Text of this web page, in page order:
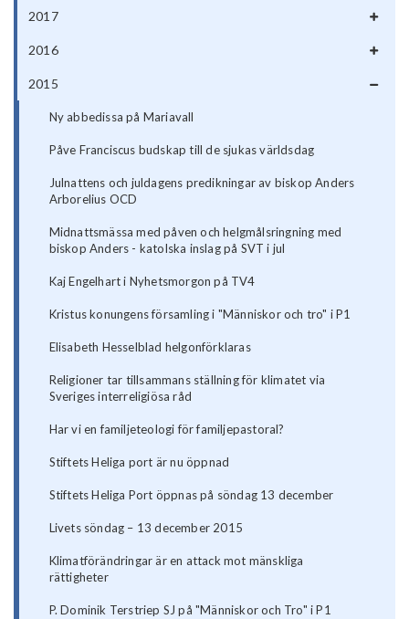
2017
2016
2015
Ny abbedissa på Mariavall
Påve Franciscus budskap till de sjukas världsdag
Julnattens och juldagens predikningar av biskop Anders
Arborelius OCD
Midnattsmässa med påven och helgmålsringning med
biskop Anders - katolska inslag på SVT i jul
Kaj Engelhart i Nyhetsmorgon på TV4
Kristus konungens församling i "Människor och tro" i P1
Elisabeth Hesselblad helgonförklaras
Religioner tar tillsammans ställning för klimatet via
Sveriges interreligiösa råd
Har vi en familjeteologi för familjepastoral?
Stiftets Heliga port är nu öppnad
Stiftets Heliga Port öppnas på söndag 13 december
Livets söndag – 13 december 2015
Klimatförändringar är en attack mot mänskliga
rättigheter
P. Dominik Terstriep SJ på "Människor och Tro" i P1